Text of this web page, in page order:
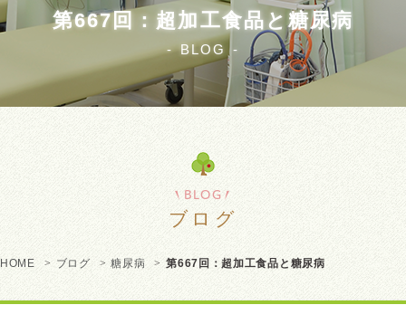
第667回：超加工食品と糖尿病
BLOG
BLOG
ブログ
HOME ブログ 糖尿病 第667回：超加工食品と糖尿病